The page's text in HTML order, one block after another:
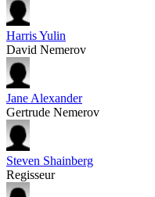
Harris Yulin
David Nemerov
Jane Alexander
Gertrude Nemerov
Steven Shainberg
Regisseur